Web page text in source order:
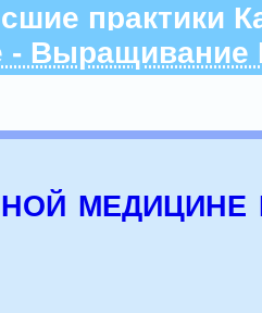
практики
- Выращивание
медицине